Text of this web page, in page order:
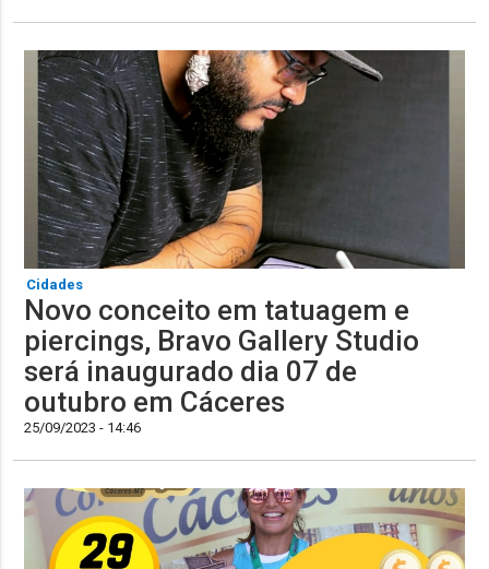
Cidades
Novo conceito em tatuagem e
piercings, Bravo Gallery Studio
será inaugurado dia 07 de
outubro em Cáceres
25/09/2023 - 14:46